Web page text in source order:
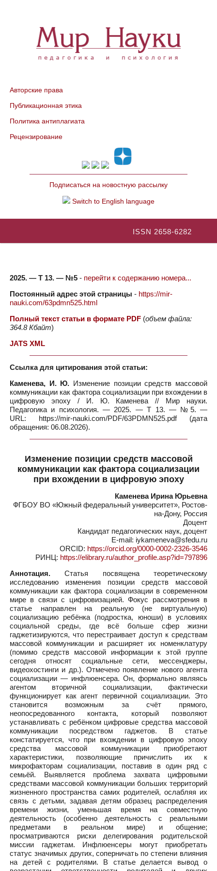
Авторские права
Публикационная этика
Политика антиплагиата
Рецензирование
Подписаться на новостную рассылку
Switch to English language
ISSN 2658-6282
2025. — Т 13. — №5 - перейти к содержанию номера...
Постоянный адрес этой страницы - https://mir-
nauki.com/63pdmn525.html
Полный текст статьи в формате PDF (объем файла:
364.8 Кбайт)
JATS XML
Ссылка для цитирования этой статьи:
Каменева, И. Ю. Изменение позиции средств массовой
коммуникации как фактора социализации при вхождении в
цифровую эпоху / И. Ю. Каменева // Мир науки.
Педагогика и психология. — 2025. — Т 13. — №5. —
URL: https://mir-nauki.com/PDF/63PDMN525.pdf (дата
обращения: 06.08.2026).
Изменение позиции средств массовой
коммуникации как фактора социализации
при вхождении в цифровую эпоху
Каменева Ирина Юрьевна
ФГБОУ ВО «Южный федеральный университет», Ростов-
на-Дону, Россия
Доцент
Кандидат педагогических наук, доцент
E-mail: iykameneva@sfedu.ru
ORCID: https://orcid.org/0000-0002-2326-3546
РИНЦ: https://elibrary.ru/author_profile.asp?id=797896
Аннотация. Статья посвящена теоретическому
исследованию изменения позиции средств массовой
коммуникации как фактора социализации в современном
мире в связи с цифровизацией. Фокус рассмотрения в
статье направлен на реальную (не виртуальную)
социализацию ребёнка (подростка, юноши) в условиях
социальной среды, где всё больше сфер жизни
гаджетизируются, что перестраивает доступ к средствам
массовой коммуникации и расширяет их номенклатуру
(помимо средств массовой информации к этой группе
сегодня относят социальные сети, мессенджеры,
видеохостинги и др.). Отмечено появление нового агента
социализации — инфлюенсера. Он, формально являясь
агентом вторичной социализации, фактически
функционирует как агент первичной социализации. Это
становится возможным за счёт прямого,
неопосредованного контакта, который позволяют
устанавливать с ребёнком цифровые средства массовой
коммуникации посредством гаджетов. В статье
констатируется, что при вхождении в цифровую эпоху
средства массовой коммуникации приобретают
характеристики, позволяющие причислить их к
микрофакторам социализации, поставив в один ряд с
семьёй. Выявляется проблема захвата цифровыми
средствами массовой коммуникации больших территорий
жизненного пространства самих родителей, ослабляя их
связь с детьми, задавая детям образец распределения
времени жизни, уменьшая время на совместную
деятельность (особенно деятельность с реальными
предметами в реальном мире) и общение;
просматриваются риски делегирования родительской
миссии гаджетам. Инфлюенсеры могут приобретать
статус значимых других, соперничать по степени влияния
на детей с родителями. В статье делается вывод о